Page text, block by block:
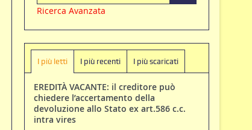
Ricerca Avanzata
I più letti I più recenti I più scaricati
EREDITÀ VACANTE: il creditore può
chiedere l’accertamento della
devoluzione allo Stato ex art.586 c.c.
intra vires